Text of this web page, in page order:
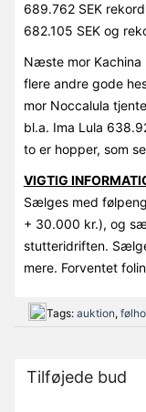
689.762 SEK
682.105 SEK og
Næste mor Kachina
flere andre gode
mor Noccalula
bl.a. Ima Lula
to er hopper, som
VIGTIG
Sælges med
+ 30.000 kr.), og
stutteridriften.
mere. Forventet
Tags: auktion,
Tilføjede bud